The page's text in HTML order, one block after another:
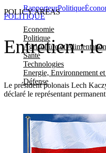
POLICY AREAS
Economie
Politique
Agriculture et Alimentation
Santé
Technologies
Energie, Environnement
Défense
RapporteurPolitique
Entretien :
Le président polonais Lech
déclaré le représentant
POLITIQUE